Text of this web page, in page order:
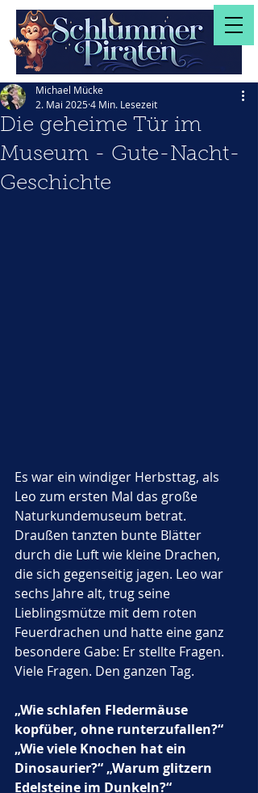
Die geheime Tür im
Museum - Gute-Nacht-
Geschichte
Michael Mücke
2. Mai 20254 Min. Lesezeit
Es war ein windiger Herbsttag, als
Leo zum ersten Mal das große
Naturkundemuseum betrat.
Draußen tanzten bunte Blätter
durch die Luft wie kleine Drachen,
die sich gegenseitig jagen. Leo war
sechs Jahre alt, trug seine
Lieblingsmütze mit dem roten
Feuerdrachen und hatte eine ganz
besondere Gabe: Er stellte Fragen.
Viele Fragen. Den ganzen Tag.
„Wie schlafen Fledermäuse
kopfüber, ohne runterzufallen?“
„Wie viele Knochen hat ein
Dinosaurier?“ „Warum glitzern
Edelsteine im Dunkeln?“